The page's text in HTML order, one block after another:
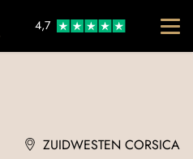
4,7
ZUIDWESTEN CORSICA